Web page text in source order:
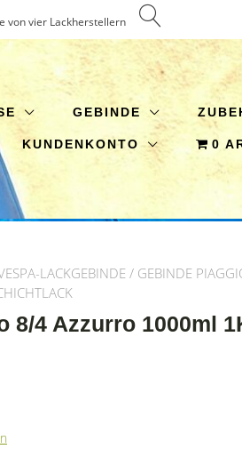
von vier Lackherstellern
GEBINDE
KUNDENKONTO 0
LACKGEBINDE/ GEBINDE
8/4 Azzurro 1000ml